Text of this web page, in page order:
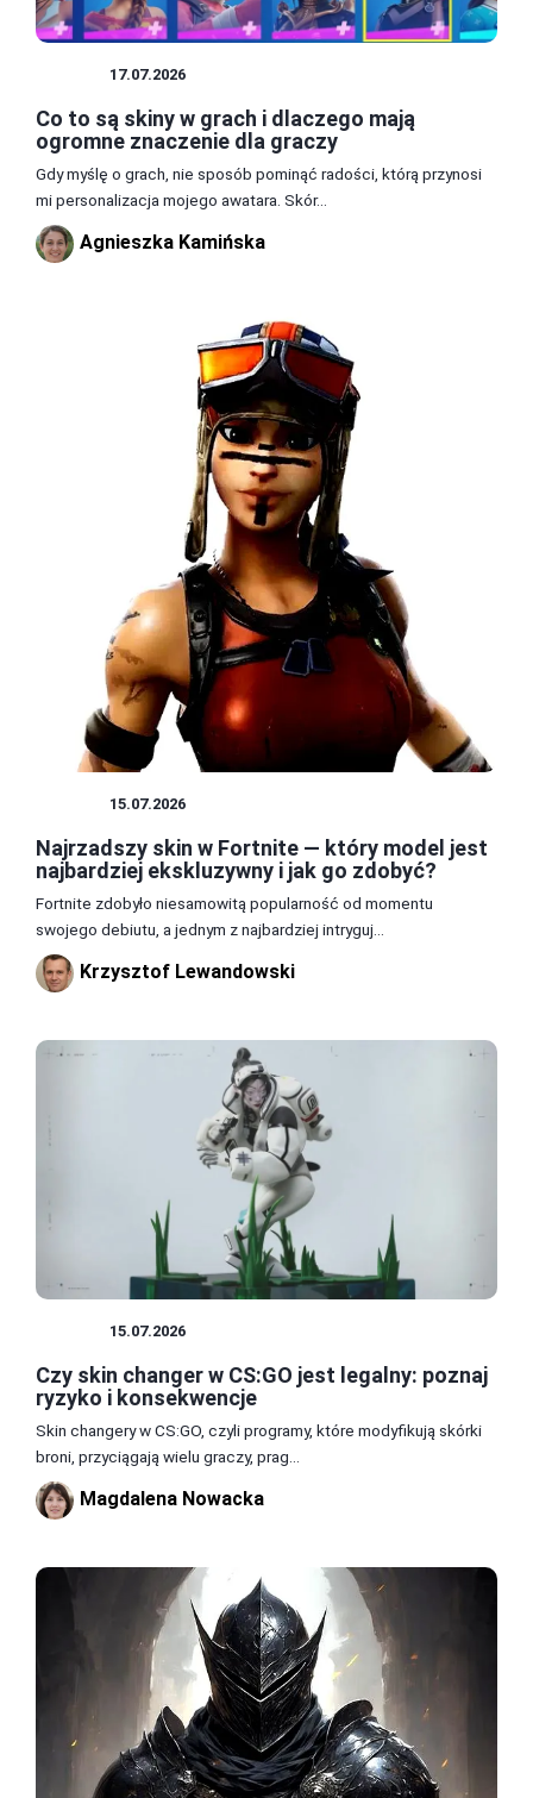
17.07.2026
Co to są skiny w grach i dlaczego mają
ogromne znaczenie dla graczy
Gdy myślę o grach, nie sposób pominąć radości, którą przynosi
mi personalizacja mojego awatara. Skór...
Agnieszka Kamińska
15.07.2026
Najrzadszy skin w Fortnite — który model jest
najbardziej ekskluzywny i jak go zdobyć?
Fortnite zdobyło niesamowitą popularność od momentu
swojego debiutu, a jednym z najbardziej intryguj...
Krzysztof Lewandowski
15.07.2026
Czy skin changer w CS:GO jest legalny: poznaj
ryzyko i konsekwencje
Skin changery w CS:GO, czyli programy, które modyfikują skórki
broni, przyciągają wielu graczy, prag...
Magdalena Nowacka